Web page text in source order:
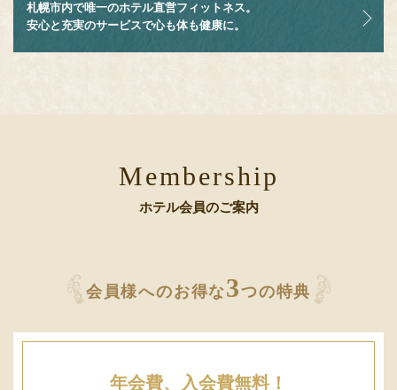
札幌市内で唯一のホテル直営フィットネス。
安心と充実のサービスで心も体も健康に。
Membership
ホテル会員のご案内
会員様へのお得な3つの特典
年会費、 入会費無料！